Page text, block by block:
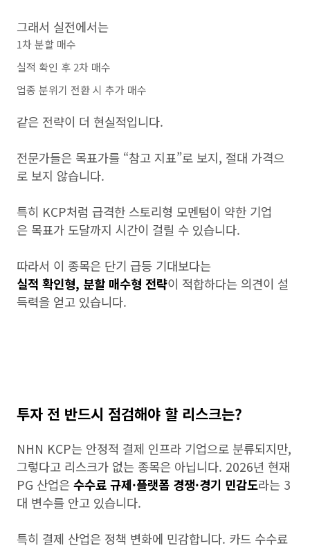
그래서 실전에서는
1차 분할 매수
실적 확인 후 2차 매수
업종 분위기 전환 시 추가 매수
같은 전략이 더 현실적입니다.
전문가들은 목표가를 “참고 지표”로 보지, 절대 가격으
로 보지 않습니다.
특히 KCP처럼 급격한 스토리형 모멘텀이 약한 기업
은 목표가 도달까지 시간이 걸릴 수 있습니다.
따라서 이 종목은 단기 급등 기대보다는
실적 확인형, 분할 매수형 전략이 적합하다는 의견이 설
득력을 얻고 있습니다.
투자 전 반드시 점검해야 할 리스크는?
NHN KCP는 안정적 결제 인프라 기업으로 분류되지만,
그렇다고 리스크가 없는 종목은 아닙니다. 2026년 현재
PG 산업은 수수료 규제·플랫폼 경쟁·경기 민감도라는 3
대 변수를 안고 있습니다.
특히 결제 산업은 정책 변화에 민감합니다. 카드 수수료